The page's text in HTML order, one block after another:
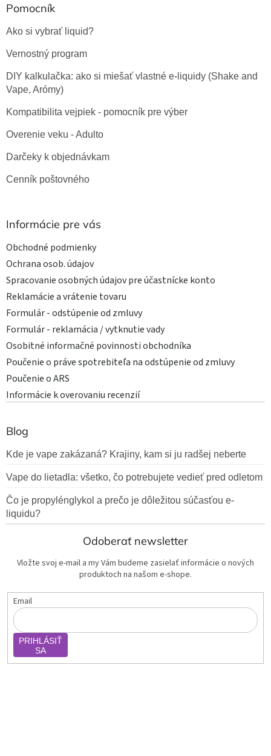
Pomocník
Ako si vybrať liquid?
Vernostný program
DIY kalkulačka: ako si miešať vlastné e-liquidy (Shake and
Vape, Arómy)
Kompatibilita vejpiek - pomocník pre výber
Overenie veku - Adulto
Darčeky k objednávkam
Cenník poštovného
Informácie pre vás
Obchodné podmienky
Ochrana osob. údajov
Spracovanie osobných údajov pre účastnícke konto
Reklamácie a vrátenie tovaru
Formulár - odstúpenie od zmluvy
Formulár - reklamácia / vytknutie vady
Osobitné informačné povinnosti obchodníka
Poučenie o práve spotrebiteľa na odstúpenie od zmluvy
Poučenie o ARS
Informácie k overovaniu recenzií
Blog
Kde je vape zakázaná? Krajiny, kam si ju radšej neberte
Vape do lietadla: všetko, čo potrebujete vedieť pred odletom
Čo je propylénglykol a prečo je dôležitou súčasťou e-
liquidu?
Odoberať newsletter
Vložte svoj e-mail a my Vám budeme zasielať informácie o nových
produktoch na našom e-shope.
Email
PRIHLÁSIŤ
SA